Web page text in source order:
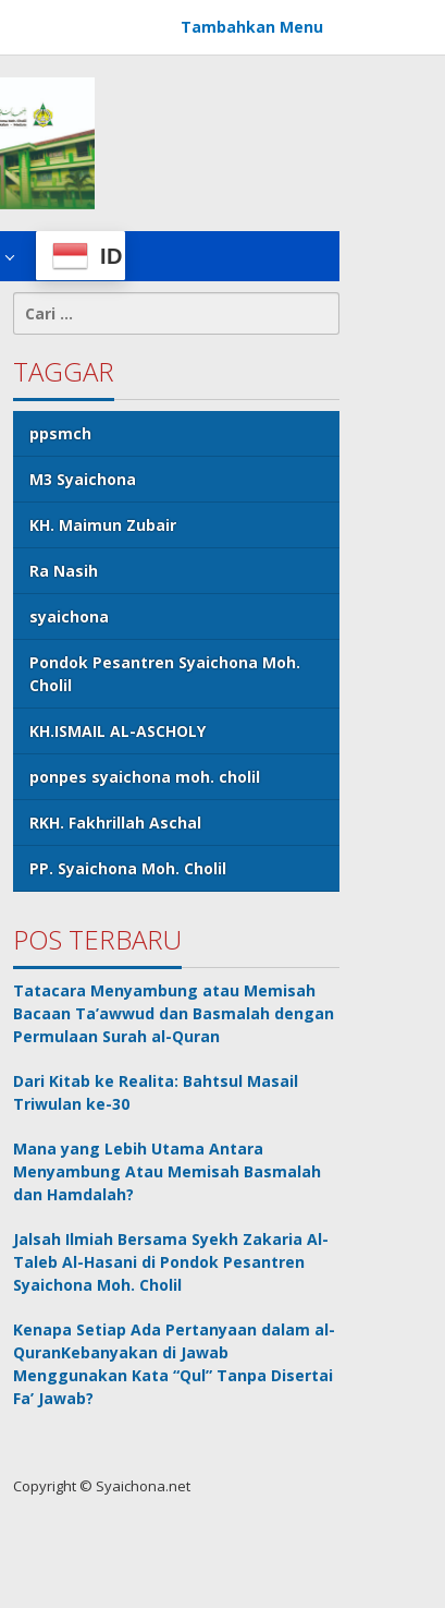
Tambahkan Menu
ID
untuk:
TAGGAR
ppsmch
M3 Syaichona
KH. Maimun Zubair
Ra Nasih
syaichona
Pondok Pesantren Syaichona Moh.
Cholil
KH.ISMAIL AL-ASCHOLY
ponpes syaichona moh. cholil
RKH. Fakhrillah Aschal
PP. Syaichona Moh. Cholil
POS TERBARU
Tatacara Menyambung atau Memisah
Bacaan Ta’awwud dan Basmalah dengan
Permulaan Surah al-Quran
Dari Kitab ke Realita: Bahtsul Masail
Triwulan ke-30
Mana yang Lebih Utama Antara
Menyambung Atau Memisah Basmalah
dan Hamdalah?
Jalsah Ilmiah Bersama Syekh Zakaria Al-
Taleb Al-Hasani di Pondok Pesantren
Syaichona Moh. Cholil
Kenapa Setiap Ada Pertanyaan dalam al-
QuranKebanyakan di Jawab
Menggunakan Kata “Qul” Tanpa Disertai
Fa’ Jawab?
Copyright © Syaichona.net